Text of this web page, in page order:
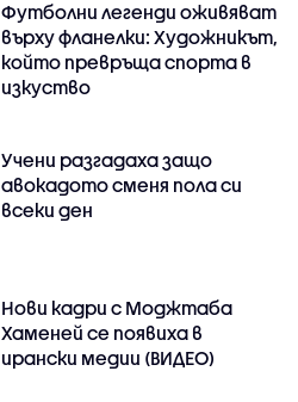
Футболни легенди оживяват
върху фланелки: Художникът,
който превръща спорта в
изкуство
Учени разгадаха защо
авокадото сменя пола си
всеки ден
Нови кадри с Моджтаба
Хаменей се появиха в
ирански медии (ВИДЕО)